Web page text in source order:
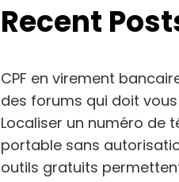
Recent
CPF en virement
des forums qui doit
Localiser un numéro de
portable sans
outils gratuits